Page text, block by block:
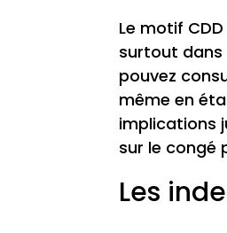
Le motif
surtout dans
pouvez
même en
implications
sur le congé
Les